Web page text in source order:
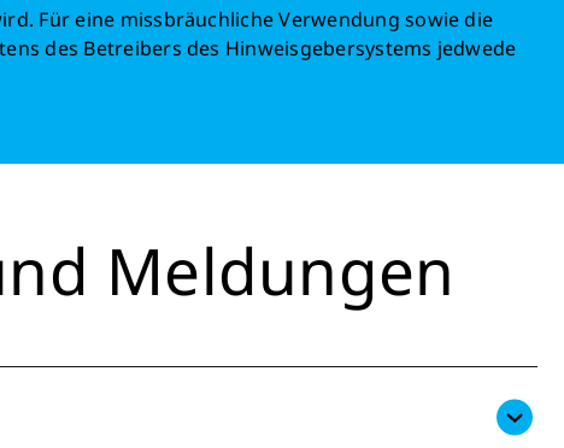
Für eine missbräuchliche Verwendung sowie die
des Betreibers des Hinweisgebersystems jedwede
Meldungen
retten